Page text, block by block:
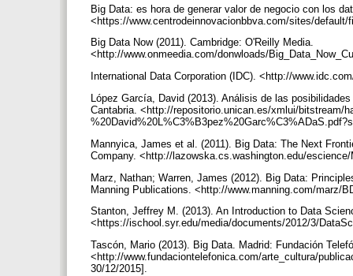
Big Data: es hora de generar valor de negocio con los
<https://www.centrodeinnovacionbbva.com/sites/
Big Data Now (2011). Cambridge: O'Reilly Media.
<http://www.onmeedia.com/donwloads/
International Data Corporation (IDC). <http://
López García, David (2013). Análisis de las
Cantabria. <http://repositorio.unican.es/xmlui/bitstream/
Mannyica, James et al. (2011). Big Data: The Next
Company. <http://lazowska.cs.washington.edu/
Marz, Nathan; Warren, James (2012). Big Data:
Manning Publications. <http://www.manning.com/marz/
Stanton, Jeffrey M. (2013). An Introduction to Data
<https://ischool.syr.edu/media/documents/2012/3/
Tascón, Mario (2013). Big Data. Madrid: Fundación
<http://www.fundaciontelefonica.com/arte_cultura/
30/12/2015].